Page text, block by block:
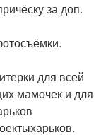
за доп.
для всей
мамочек и для